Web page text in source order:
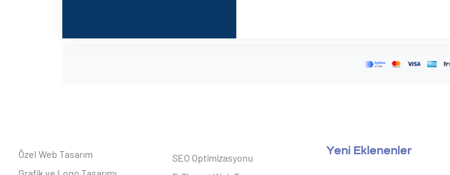
Özel Web Tasarım
SEO Optimizasyonu
Yeni Eklenenler